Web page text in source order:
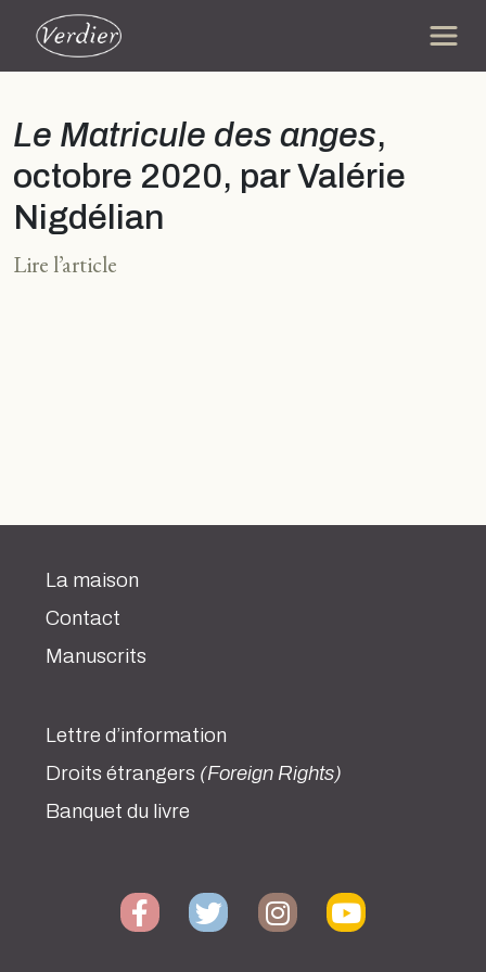
Le Matricule des anges,
octobre 2020, par Valérie
Nigdélian
Lire l’article
La maison
Contact
Manuscrits
Lettre d’information
Droits étrangers (Foreign Rights)
Banquet du livre